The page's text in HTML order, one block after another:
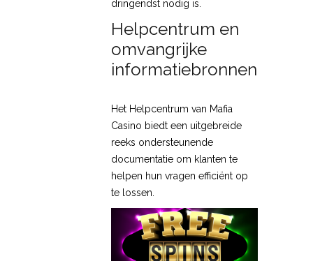
dringendst nodig is.
Helpcentrum en
omvangrijke
informatiebronnen
Het Helpcentrum van Mafia
Casino biedt een uitgebreide
reeks ondersteunende
documentatie om klanten te
helpen hun vragen efficiënt op
te lossen.